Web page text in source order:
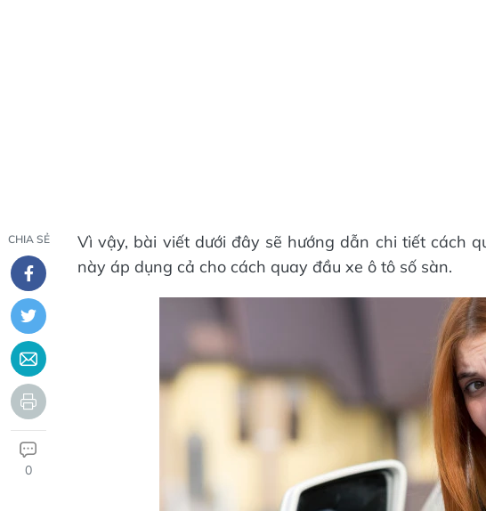
CHIA SẺ
0
Vì vậy, bài viết dưới đây sẽ hướng dẫn chi tiết cách
này áp dụng cả cho cách quay đầu xe ô tô số sàn.